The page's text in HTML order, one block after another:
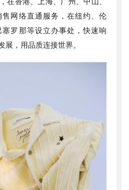
网络直通服务，在纽约、伦
罗那等设立办事处，快速响
，用品质连接世界。